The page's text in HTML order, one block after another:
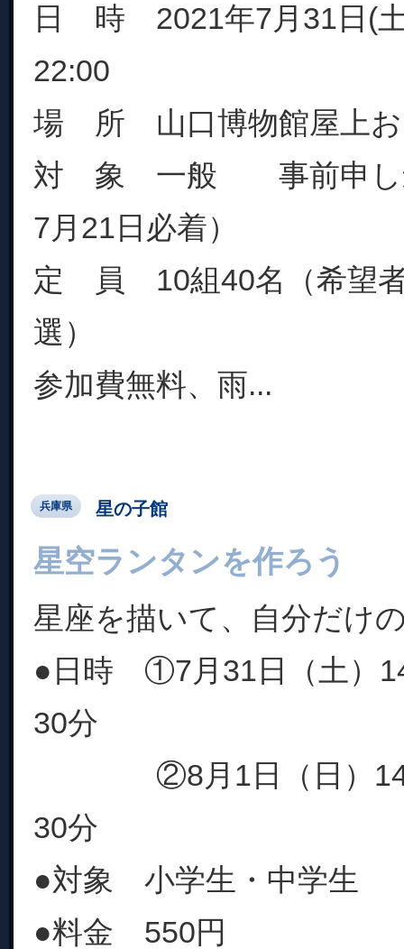
日 時 2021年7月31日(
22:00
場 所 山口博物館屋上お
対 象 一般 事前申し
7月21日必着）
定 員 10組40名（希望
選）
参加費無料、雨...
兵庫県 星の子館
星空ランタンを作ろう
星座を描いて、自分だけ
●日時 ①7月31日（土）
30分
②8月1日（日）14
30分
●対象 小学生・中学生
●料金 550円